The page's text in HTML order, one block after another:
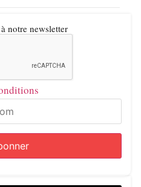
notre newsletter